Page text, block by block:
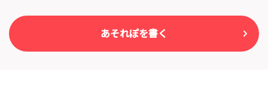
あそれぽを書く